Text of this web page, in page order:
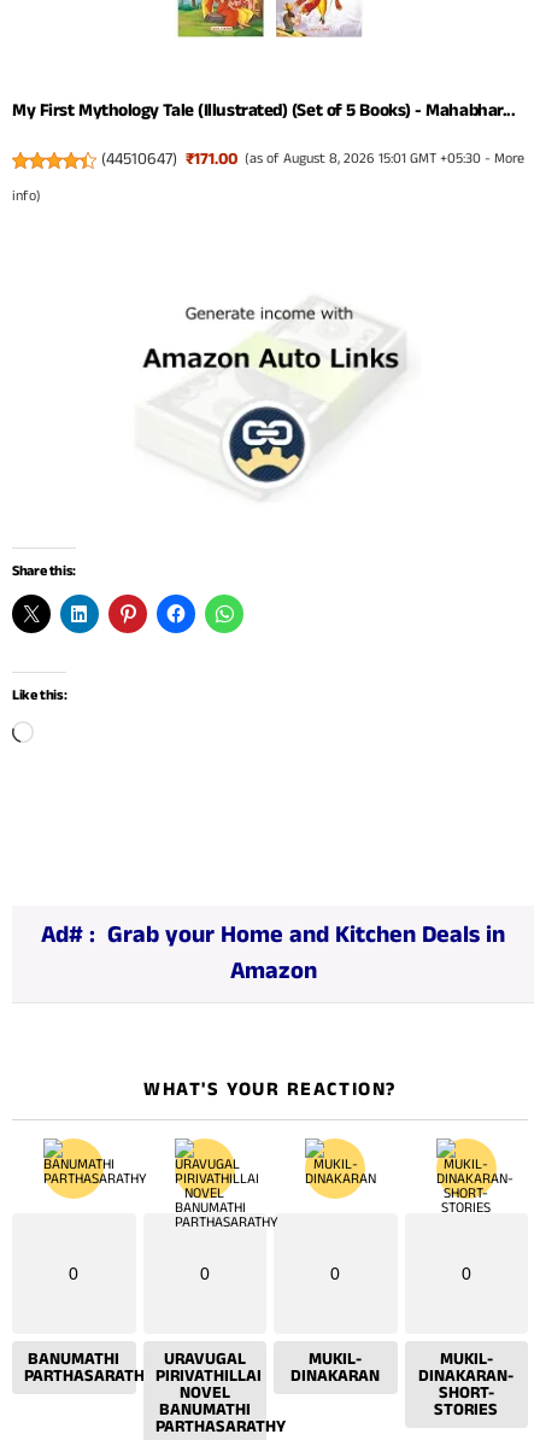
My First Mythology Tale (Illustrated) (Set of 5 Books) - Mahabhar...
(44510647) ₹171.00 (as of August 8, 2026 15:01 GMT +05:30 -More
info)
Share this:
Like this:
Ad# : Grab your Home and Kitchen Deals in
Amazon
WHAT'S YOUR REACTION?
0
BANUMATHI
PARTHASARATHY
0
URAVUGAL
PIRIVATHILLAI
NOVEL
BANUMATHI
PARTHASARATHY
0
MUKIL-
DINAKARAN
0
MUKIL-
DINAKARAN-
SHORT-
STORIES